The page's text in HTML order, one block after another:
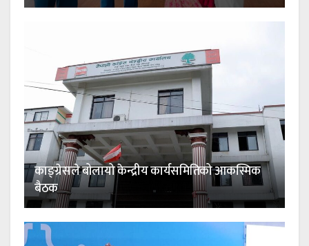
काङ्ग्रेसले बोलायो केन्द्रीय कार्यसमितिको आकस्मिक
बैठक